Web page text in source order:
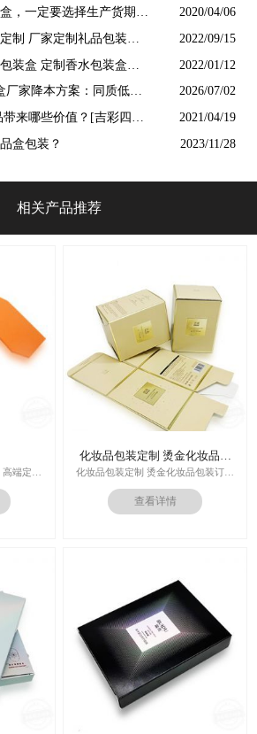
，一定要选择生产货期稳
2020/04/06
包装盒
2022/09/15
包装盒的
2022/01/12
厂家降本方案：同质低
2026/07/02
来哪些价值？[吉彩四方]
2021/04/19
盒包装？ 2023/11/28
相关产品推荐
端定制
意视觉
UV印刷
化妆品包装定制 烫金化妆品包
装订做
化妆品包装定制 烫金化妆品包装订做
厂家
印刷技术：专色印刷/四色印刷
周期：签订合同确认样板后7-15个工
作日
运输：全球发货，售后无忧
查看详情